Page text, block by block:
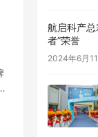
航启科产
者”荣誉
2024年6月